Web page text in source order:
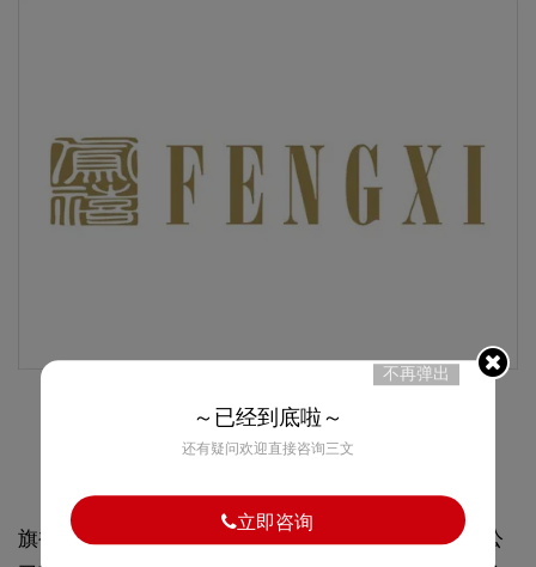
旗袍公司logo设计理念？旗袍司标志设计理念？旗袍公
不再弹出
～已经到底啦～
还有疑问欢迎直接咨询三文
立即咨询